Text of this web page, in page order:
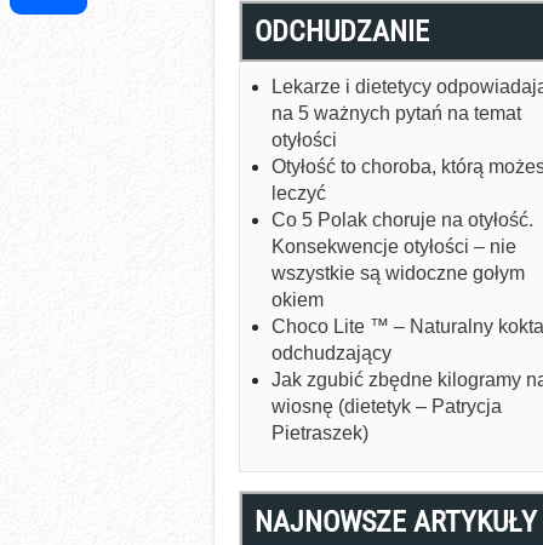
ODCHUDZANIE
Lekarze i dietetycy
na 5 ważnych pytań na temat
otyłości
Otyłość to choroba, którą
leczyć
Co 5 Polak choruje na otyłość.
Konsekwencje otyłości – nie
wszystkie są widoczne gołym
okiem
Choco Lite ™ – Naturalny
odchudzający
Jak zgubić zbędne kilogramy
wiosnę (dietetyk – Patrycja
Pietraszek)
NAJNOWSZE ARTYKUŁY